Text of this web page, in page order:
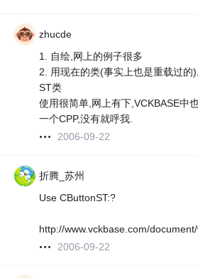
zhucde
1. 自绘,网上的例子很多
2. 用现在的类(事实上也是重载过的
ST类
使用很简单,网上有下,VCKBASE中
一个CPP,没有就呼我.
2006-09-22
折腾_苏州
Use CButtonST:?
http://www.vckbase.com/
2006-09-22